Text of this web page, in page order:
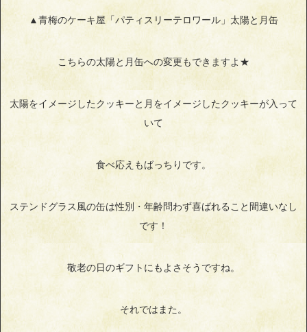
▲青梅のケーキ屋「パティスリーテロワール」太陽と月缶
こちらの太陽と月缶への変更もできますよ★
太陽をイメージしたクッキーと月をイメージしたクッキーが入って
いて
食べ応えもばっちりです。
ステンドグラス風の缶は性別・年齢問わず喜ばれること間違いなし
です！
敬老の日のギフトにもよさそうですね。
それではまた。